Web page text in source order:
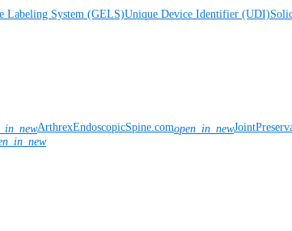
Labeling System (GELS)Unique Device Identifier (UDI)
ArthrexEndoscopicSpine.comopen_in_new